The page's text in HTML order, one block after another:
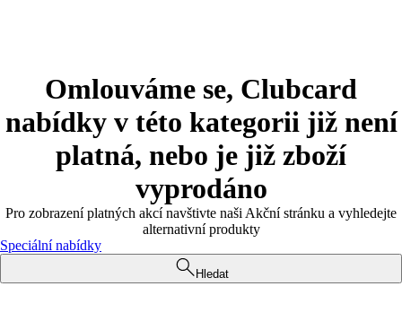
Omlouváme se, Clubcard
nabídky v této kategorii již není
platná, nebo je již zboží
vyprodáno
Pro zobrazení platných akcí navštivte naši Akční stránku a vyhledejte
alternativní produkty
Speciální nabídky
Hledat